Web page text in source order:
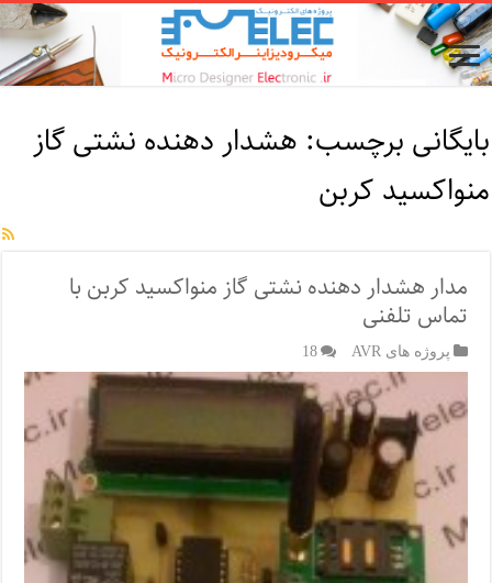
بایگانی برچسب: هشدار دهنده نشتی گاز
منواکسید کربن
مدار هشدار دهنده نشتی گاز منواکسید کربن با
تماس تلفنی
پروژه های AVR 18